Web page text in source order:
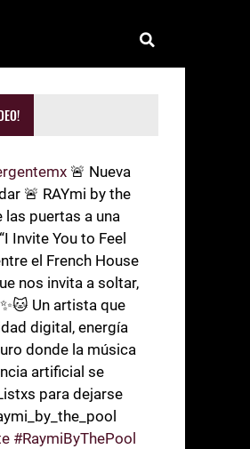
🚨 Nueva
🚨 RAYmi by the
las puertas a una
Invite You to Feel
el French House
nos invita a soltar,
Un artista que
digital, energía
donde la música
artificial se
para dejarse
#RaymiByThePool